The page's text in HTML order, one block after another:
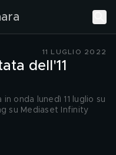
11 LUGLIO 2022
dell'11
onda lunedì 11 luglio su
su Mediaset Infinity